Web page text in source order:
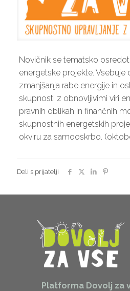
Novičnik se tematsko
energetske projekte. Vsebuje
zmanjšanja rabe energije in
skupnosti z obnovljivimi viri
pravnih oblikah in finančnih
skupnostnih energetskih
okviru za samooskrbo.
Deli s prijatelji
Platforma Dovolj za